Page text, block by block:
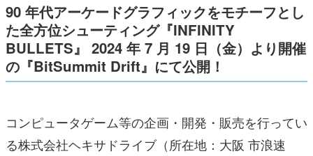
90 年代アーケードグラフィックをモチーフとし
た全方位シューティング『INFINITY
BULLETS』 2024 年 7 月 19 日（金）より開催
の『BitSummit Drift』にて公開！
コンピュータゲーム等の企画・開発・販売を行ってい
る株式会社ヘキサドライブ（所在地：大阪 市浪速